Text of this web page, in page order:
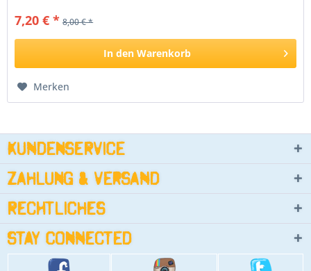
7,20 € * 8,00 € *
In den Warenkorb
Merken
Kundenservice
Zahlung & Versand
Rechtliches
Stay connected